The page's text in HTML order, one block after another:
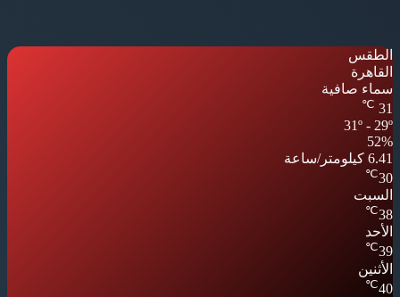
الطقس
القاهرة
سماء صافية
31
℃
31º - 29º
52%
6.41 كيلومتر/ساعة
30
℃
السبت
38
℃
الأحد
39
℃
الأثنين
40
℃